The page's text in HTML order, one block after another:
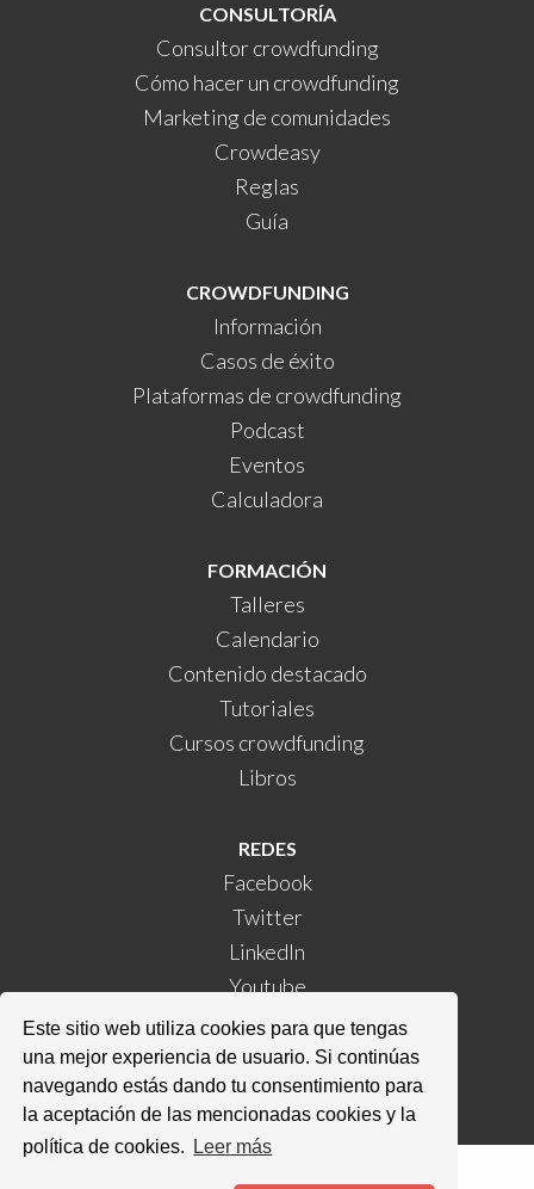
Este sitio web utiliza cookies para que tengas
una mejor experiencia de usuario. Si continúas
navegando estás dando tu consentimiento para
la aceptación de las mencionadas cookies y la
política de cookies.
Leer más
CONSULTORÍA
Consultor crowdfunding
Cómo hacer un crowdfunding
Marketing de comunidades
Crowdeasy
Reglas
Guía
CROWDFUNDING
Información
Casos de éxito
Plataformas de crowdfunding
Podcast
Eventos
Calculadora
FORMACIÓN
Talleres
Calendario
Contenido destacado
Tutoriales
Cursos crowdfunding
Libros
REDES
Facebook
Twitter
LinkedIn
Youtube
Instagram
Kickstarter